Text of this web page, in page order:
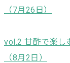
（7月26日）
vol.2 甘酢で楽し
（8月2日）